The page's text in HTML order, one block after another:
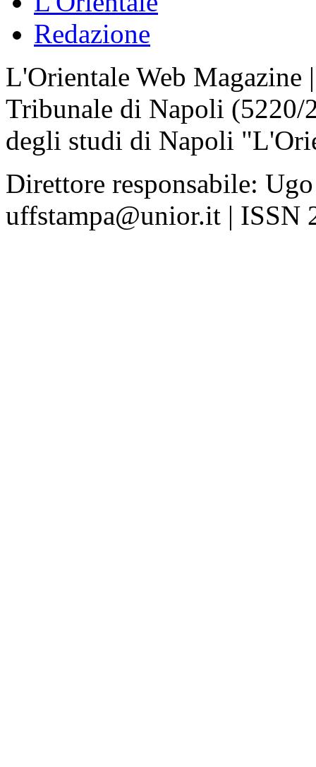
Redazione
L'Orientale Web Magazine
Tribunale di Napoli
degli studi di Napoli
Direttore responsabile:
uffstampa@unior.it | ISSN